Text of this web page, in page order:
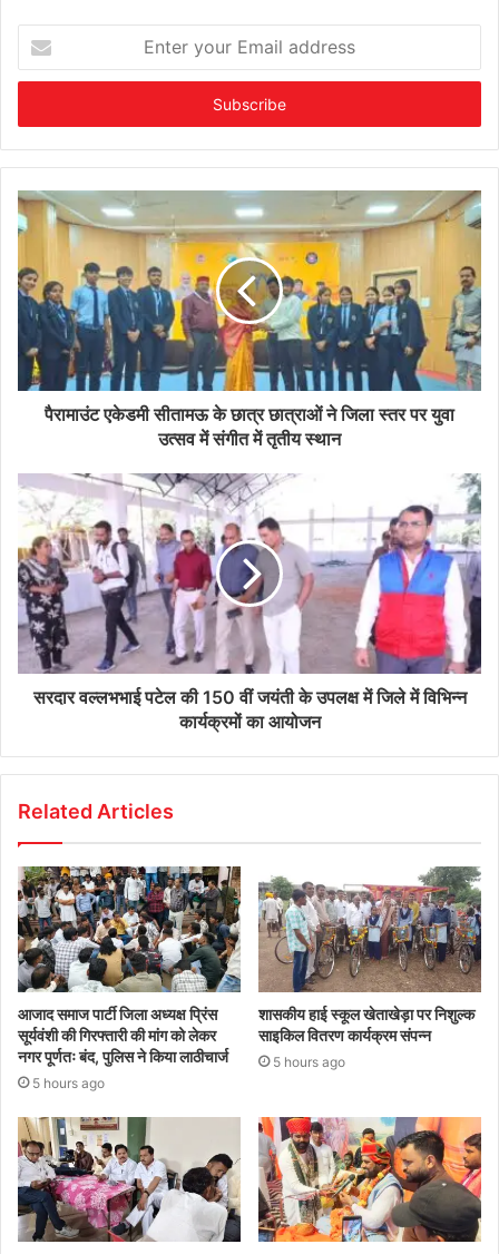
your
Email
पैरामाउंट एकेडमी सीतामऊ के छात्र छात्राओं ने जिला स्तर पर युवा
उत्सव में संगीत में तृतीय स्थान
सरदार वल्लभभाई पटेल की 150 वीं जयंती के उपलक्ष में जिले में विभिन्न
कार्यक्रमों का आयोजन
Related Articles
आजाद समाज पार्टी जिला अध्यक्ष प्रिंस
सूर्यवंशी की गिरफ्तारी की मांग को लेकर
नगर पूर्णतः बंद, पुलिस ने किया लाठीचार्ज
5 hours ago
शासकीय हाई स्कूल खेताखेड़ा पर निशुल्क
साइकिल वितरण कार्यक्रम संपन्न
5 hours ago